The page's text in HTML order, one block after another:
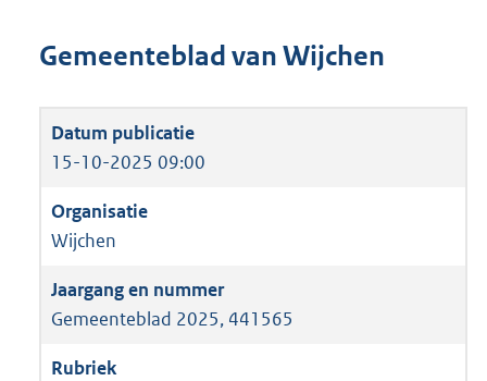
Gemeenteblad van Wijchen
15-10-2025 09:00
Wijchen
Gemeenteblad 2025, 441565